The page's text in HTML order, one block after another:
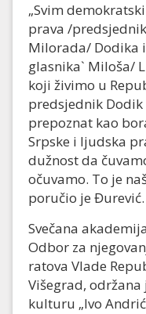
„Svim
prava /
Milorada/ Dodika
glasnika` Miloša/
koji živimo u
predsjednik
prepoznat kao
Srpske i ljudska
dužnost da
očuvamo. To je
poručio je Đurević.
Svečana
Odbor za
ratova Vlade
Višegrad, održana
kulturu „Ivo